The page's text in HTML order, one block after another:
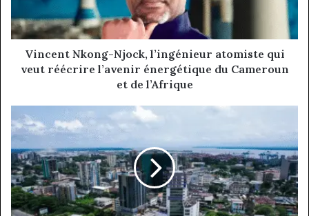
réécrire
l’avenir
énergétique
l’Afrique
Vincent Nkong-Njock, l’ingénieur atomiste qui
veut réécrire l’avenir énergétique du Cameroun
et de l’Afrique
:
10
secteurs
à
surveiller
en
2026